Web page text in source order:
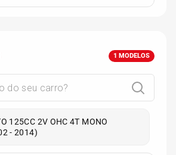
1 MODELOS
125CC 2V OHC 4T MONO
- 2014)